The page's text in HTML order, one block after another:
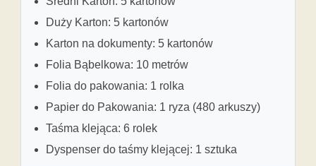
Duży Karton: 5 kartonów
Karton na dokumenty: 5 kartonów
Folia Bąbelkowa: 10 metrów
Folia do pakowania: 1 rolka
Papier do Pakowania: 1 ryza (480 arkuszy)
Taśma klejąca: 6 rolek
Dyspenser do taśmy klejącej: 1 sztuka